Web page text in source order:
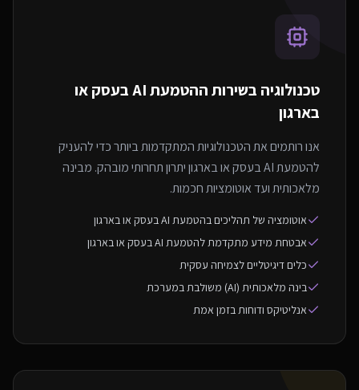
טכנולוגיה בשירות ה
הטמעת AI בעסק או
בארגון
אנו רותמים את הטכנולוגיות המתקדמות ביותר כדי להעניק
להטמעת AI בעסק או בארגון יתרון תחרותי מובהק. מבינה
מלאכותית ועד אוטומציות חכמות.
אוטומציה של תהליכים בהטמעת AI בעסק או בארגון
אבטחת מידע מתקדמת להטמעת AI בעסק או בארגון
כלים דיגיטליים לצמיחה עסקית
בינה מלאכותית (AI) משולבת במערכת
אנליטיקס ודוחות בזמן אמת